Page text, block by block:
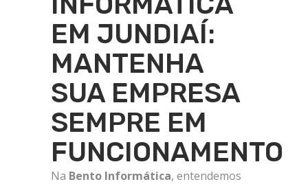
EM JUNDIAÍ:
MANTENHA
SUA EMPRESA
SEMPRE EM
FUNCIONAMENTO
Na Bento Informática, entendemos